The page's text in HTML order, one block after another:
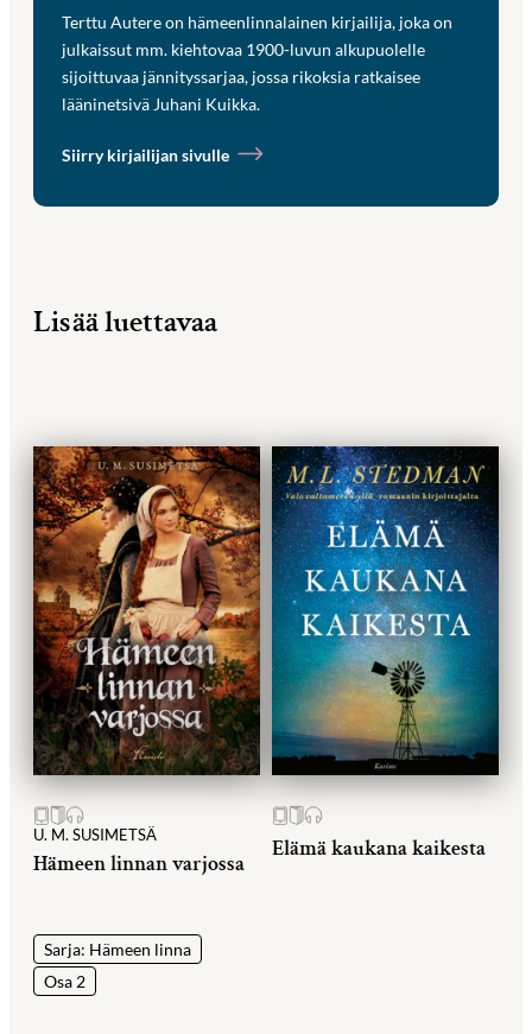
Terttu Autere on hämeenlinnalainen kirjailija, joka on
julkaissut mm. kiehtovaa 1900-luvun alkupuolelle
sijoittuvaa jännityssarjaa, jossa rikoksia ratkaisee
lääninetsivä Juhani Kuikka.
Siirry kirjailijan sivulle
Lisää luettavaa
U. M. SUSIMETSÄ
Hämeen linnan varjossa
Sarja: Hämeen linna
Osa 2
Elämä kaukana kaikesta